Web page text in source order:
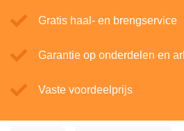
Gratis haal- en brengservice
Garantie op onderdelen en
Vaste voordeelprijs